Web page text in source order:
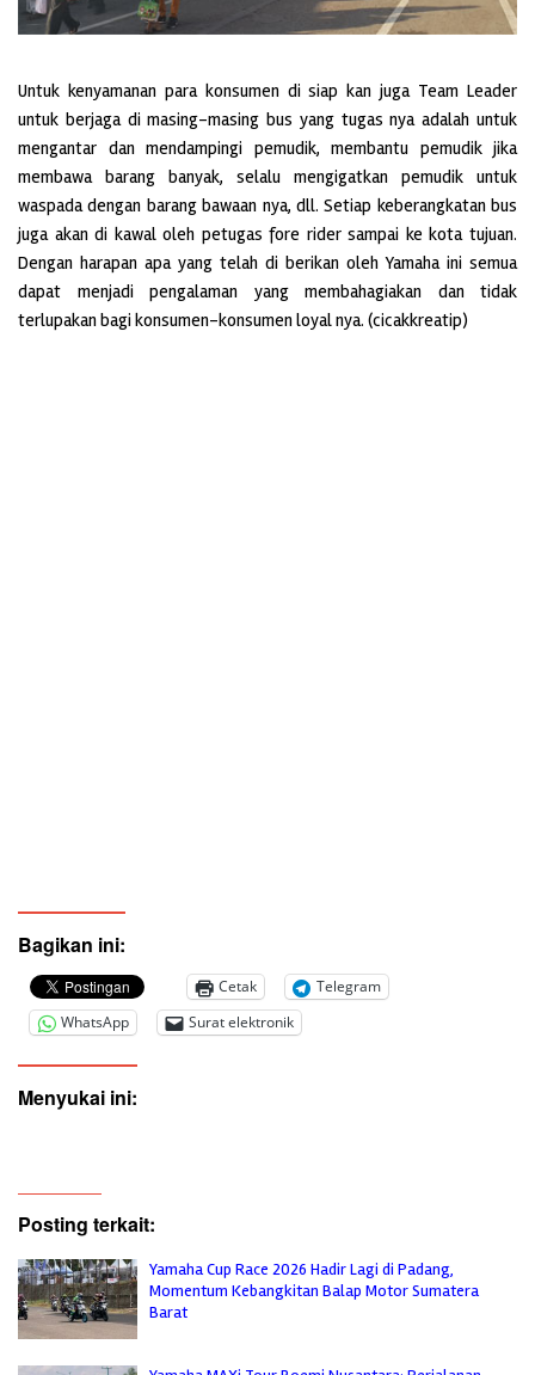
Untuk kenyamanan para konsumen di siap kan juga Team Leader
untuk berjaga di masing-masing bus yang tugas nya adalah untuk
mengantar dan mendampingi pemudik, membantu pemudik jika
membawa barang banyak, selalu mengigatkan pemudik untuk
waspada dengan barang bawaan nya, dll. Setiap keberangkatan bus
juga akan di kawal oleh petugas fore rider sampai ke kota tujuan.
Dengan harapan apa yang telah di berikan oleh Yamaha ini semua
dapat menjadi pengalaman yang membahagiakan dan tidak
terlupakan bagi konsumen-konsumen loyal nya. (cicakkreatip)
Bagikan ini:
Cetak
Telegram
WhatsApp
Surat elektronik
Menyukai ini:
Posting terkait:
Yamaha Cup Race 2026 Hadir Lagi di Padang,
Momentum Kebangkitan Balap Motor Sumatera
Barat